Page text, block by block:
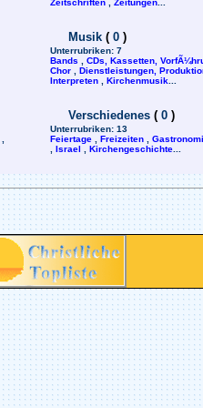
Zeitschriften
Zeitungen
Musik ( 0 )
Unterrubriken: 7
Bands
CDs, Kassetten,
Chor
Dienstleistungen,
Interpreten
Kirchenmusik
Verschiedenes ( 0 )
Unterrubriken: 13
Feiertage
Freizeiten
Israel Kirchengeschichte